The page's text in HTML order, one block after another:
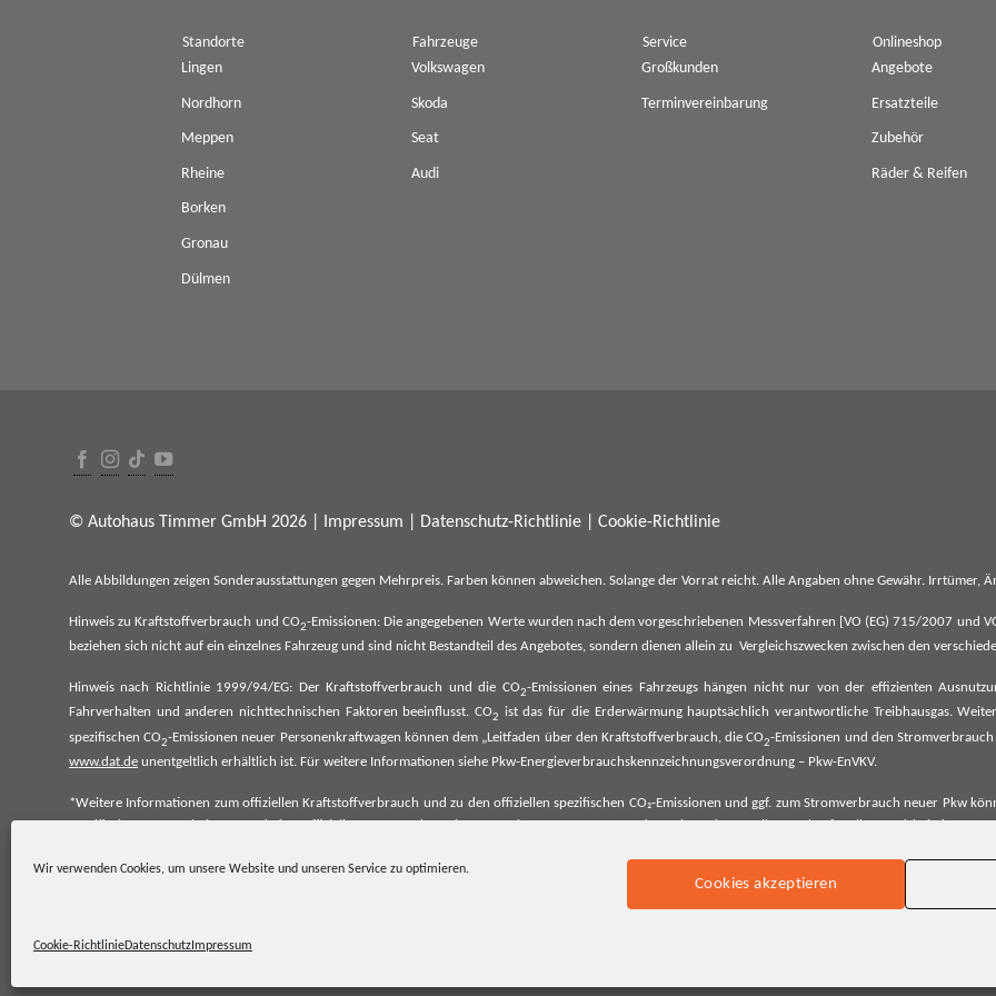
Wir verwenden Cookies, um unsere Website und unseren Service zu optimieren.
Cookies akzeptieren
Cookie-RichtlinieDatenschutzImpressum
Standorte
Lingen
Nordhorn
Meppen
Rheine
Borken
Gronau
Dülmen
Fahrzeuge
Volkswagen
Skoda
Seat
Audi
Service
Großkunden
Terminvereinbarung
Onlineshop
Angebote
Ersatzteile
Zubehör
Räder & Reifen
© Autohaus Timmer GmbH 2026 | Impressum Datenschutz-Richtlinie Cookie-Richtlinie
Alle Abbildungen zeigen Sonderausstattungen gegen Mehrpreis. Farben können abweichen. Solange der Vorrat reicht. Alle Angaben ohne Gewähr. Irrtümer,
Hinweis zu Kraftstoffverbrauch und CO2-Emissionen: Die angegebenen Werte wurden nach dem vorgeschriebenen Messverfahren [VO (EG) 715/2007 und
beziehen sich nicht auf ein einzelnes Fahrzeug und sind nicht Bestandteil des Angebotes, sondern dienen allein zu Vergleichszwecken zwischen den
Hinweis nach Richtlinie 1999/94/EG: Der Kraftstoffverbrauch und die CO2-Emissionen eines Fahrzeugs hängen nicht nur von der effizienten
Fahrverhalten und anderen nichttechnischen Faktoren beeinflusst. CO2
ist das für die Erderwärmung hauptsächlich verantwortliche Treibhausgas.
spezifischen CO2-Emissionen neuer Personenkraftwagen können dem „Leitfaden über den Kraftstoffverbrauch, die CO2-Emissionen und den
www.dat.de unentgeltlich erhältlich ist. Für weitere Informationen siehe Pkw-Energieverbrauchskennzeichnungsverordnung – Pkw-EnVKV.
*Weitere Informationen zum offiziellen Kraftstoffverbrauch und zu den offiziellen spezifischen CO₂-Emissionen und ggf. zum Stromverbrauch neuer Pkw
spezifischen CO₂-Emissionen und den offiziellen Stromverbrauch neuer Pkw entnommen werden. Dieser ist an allen Verkaufsstellen und bei der